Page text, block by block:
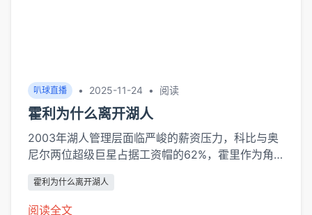
叭球直播 • 2025-11-24 • 阅读
霍利为什么离开湖人
2003年湖人管理层面临严峻的薪资压力，科比与奥
尼尔两位超级巨星占据工资帽的62%，霍里作为角
的年龄使球队不愿为其提供长期合同。据《洛杉矶时
报》报道，湖人仅开出2年600万的续约报价，而马
霍利为什么离开湖人
阅读全文